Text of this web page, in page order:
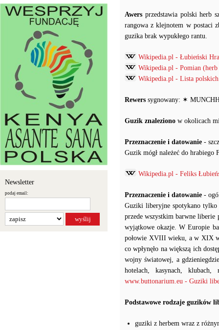
Newsletter
podaj email:
Awers przedstawia polski herb
rangowa z klejnotem w postaci
guzika brak wypukłego rantu.
Wikipedia.pl - Łubieński
Wikipedia.pl - Pomian (herb
Wikipedia.pl - Lista
Rewers sygnowany: ✶
Guzik znaleziono w okolicach
Przeznaczenie i datowanie -
Guzik mógł należeć do hrabiego
Wikipedia.pl - Feliks
Przeznaczenie i datowanie -
Guziki liberyjne spotykano
przede wszystkim barwne liberie
wyjątkowe okazje. W Europie
połowie XVIII wieku, a w XIX
co wpłynęło na większą ich
wojny światowej, a
hotelach, kasynach,
www.buttonarium.eu - Guziki
Podstawowe rodzaje guzików
guziki z herbem wraz z